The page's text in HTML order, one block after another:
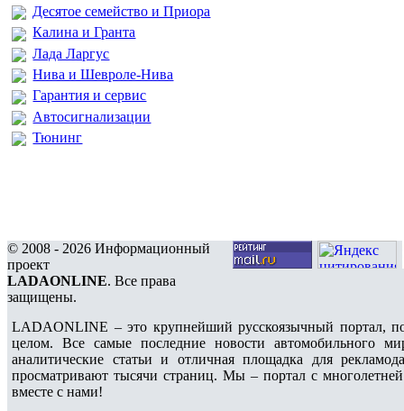
Десятое семейство и Приора
Калина и Гранта
Лада Ларгус
Нива и Шевроле-Нива
Гарантия и сервис
Автосигнализации
Тюнинг
© 2008 - 2026 Информационный
проект
LADAONLINE. Все права
защищены.
LADAONLINE – это крупнейший русскоязычный портал,
целом. Все самые последние новости автомобильного
аналитические статьи и отличная площадка для
просматривают тысячи страниц. Мы – портал с
вместе с нами!